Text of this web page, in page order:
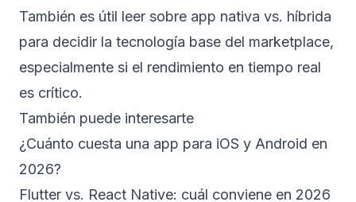
También es útil leer sobre app nativa vs. híbrida
para decidir la tecnología base del marketplace,
especialmente si el rendimiento en tiempo real
es crítico.
También puede interesarte
¿Cuánto cuesta una app para iOS y Android en
2026?
Flutter vs. React Native: cuál conviene en 2026